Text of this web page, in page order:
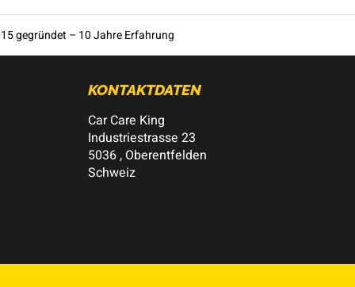
gegründet – 10 Jahre Erfahrung
KONTAKTDATEN
Car Care King
Industriestrasse 23
5036 , Oberentfelden
Schweiz